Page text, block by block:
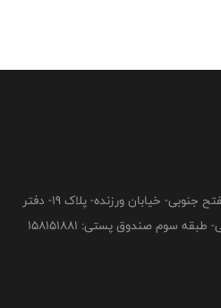
تهران- میدان هفت تیر- خیابان مفتح جنوبی- خیابان ورزنده- پلاک 19- دفتر
سوم صندوق پستی: 158151881